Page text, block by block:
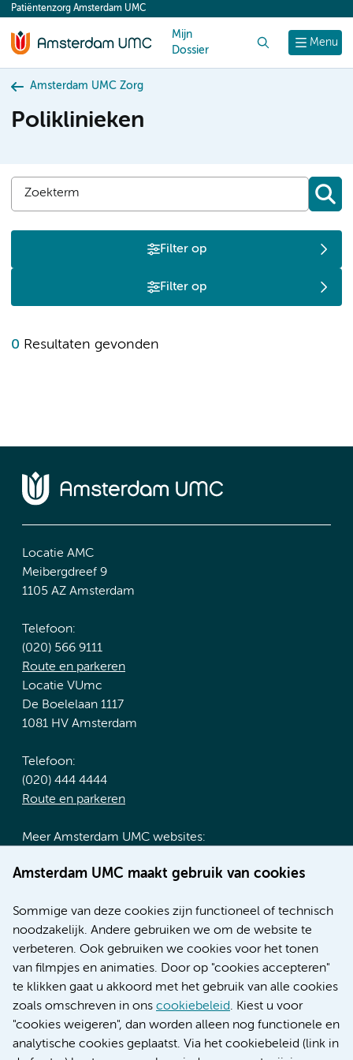
content
Amsterdam UMC maakt gebruik van cookies
Sommige van deze cookies zijn functioneel of technisch
noodzakelijk. Andere gebruiken we om de website te
verbeteren. Ook gebruiken we cookies voor het tonen
van filmpjes en animaties. Door op "cookies accepteren"
te klikken gaat u akkoord met het gebruik van alle cookies
zoals omschreven in ons cookiebeleid. Kiest u voor
"cookies weigeren", dan worden alleen nog functionele en
analytische cookies geplaatst. Via het cookiebeleid (link in
Menu
Patiëntenzorg Amsterdam UMC
Mijn
Dossier
Amsterdam UMC Zorg
Poliklinieken
Filter op
Filter op
0 Resultaten gevonden
Locatie AMC
Meibergdreef 9
1105 AZ Amsterdam
Telefoon:
(020) 566 9111
Route en parkeren
Locatie VUmc
De Boelelaan 1117
1081 HV Amsterdam
Telefoon:
(020) 444 4444
Route en parkeren
Meer Amsterdam UMC websites:
Werken bij Amsterdam UMC
Nieuws
Research
Educatie locatie AMC
Educatie locatie VUmc
Verwijzen & diagnostiek